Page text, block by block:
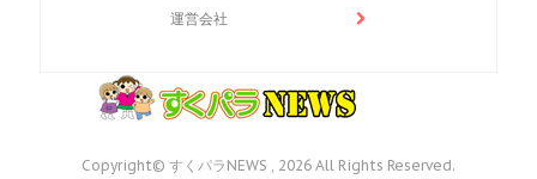
運営会社
Copyright© すくパラNEWS , 2026 All Rights Reserved.